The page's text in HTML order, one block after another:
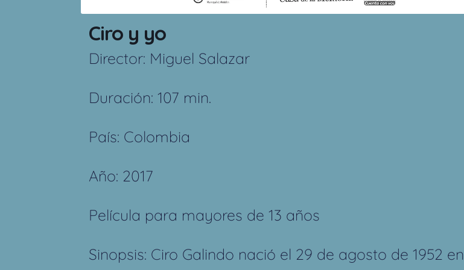
Ciro y yo
Director: Miguel Salazar
Duración: 107 min.
País: Colombia
Año: 2017
Película para mayores de 13 años
Sinopsis: Ciro Galindo nació el 29 de agosto de 1952 en